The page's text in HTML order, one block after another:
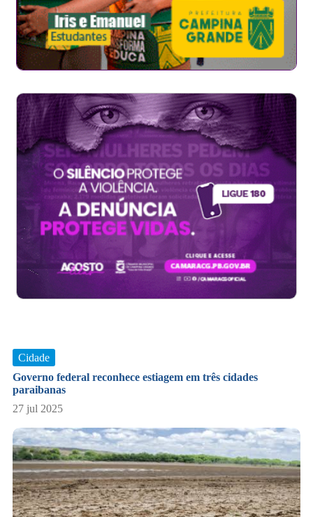
Cidade
Governo federal reconhece estiagem em três cidades
paraibanas
27 jul 2025